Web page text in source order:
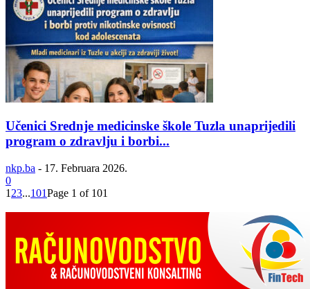
Učenici Srednje medicinske škole Tuzla unaprijedili
program o zdravlju i borbi...
nkp.ba - 17. Februara 2026.
0
1 23...101Page 1 of 101